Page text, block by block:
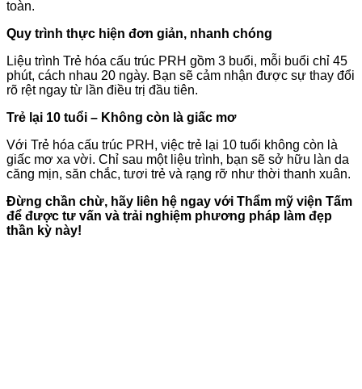
toàn.
Quy trình thực hiện đơn giản, nhanh chóng
Liệu trình Trẻ hóa cấu trúc PRH gồm 3 buổi, mỗi buổi chỉ 45
phút, cách nhau 20 ngày. Bạn sẽ cảm nhận được sự thay đổi
rõ rệt ngay từ lần điều trị đầu tiên.
Trẻ lại 10 tuổi – Không còn là giấc mơ
Với Trẻ hóa cấu trúc PRH, việc trẻ lại 10 tuổi không còn là
giấc mơ xa vời. Chỉ sau một liệu trình, bạn sẽ sở hữu làn da
căng mịn, săn chắc, tươi trẻ và rạng rỡ như thời thanh xuân.
Đừng chần chừ, hãy liên hệ ngay với Thẩm mỹ viện Tấm
để được tư vấn và trải nghiệm phương pháp làm đẹp
thần kỳ này!